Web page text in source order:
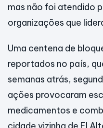
mas não foi atendido
organizações que
Uma centena de
reportados no país,
semanas atrás,
ações provocaram
medicamentos e